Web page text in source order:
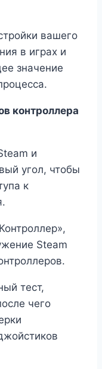
вашего
в играх и
значение
контроллера
и
угол, чтобы
к
Steam
тест,
чего